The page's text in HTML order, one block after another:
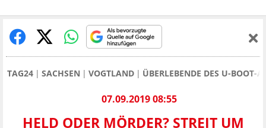
TAG24 SACHSEN VOGTLAND ÜBERLEBENDE DES U-BOOT-
07.09.2019 08:55
HELD ODER MÖRDER? STREIT UM